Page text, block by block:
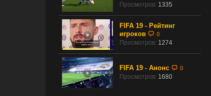
Просмотров: 1335
FIFA 19 - Рейтинг
игроков
0
Просмотров: 1274
FIFA 19 - Анонс 0
Просмотров: 1680